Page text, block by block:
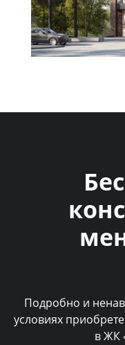
Подробно и
условиях
в ЖК